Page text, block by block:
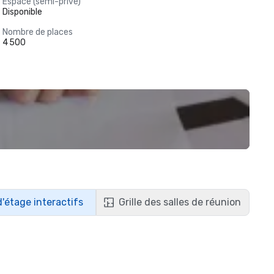
Disponible
Nombre de places
4 500
interactifs Grille des salles de réunion